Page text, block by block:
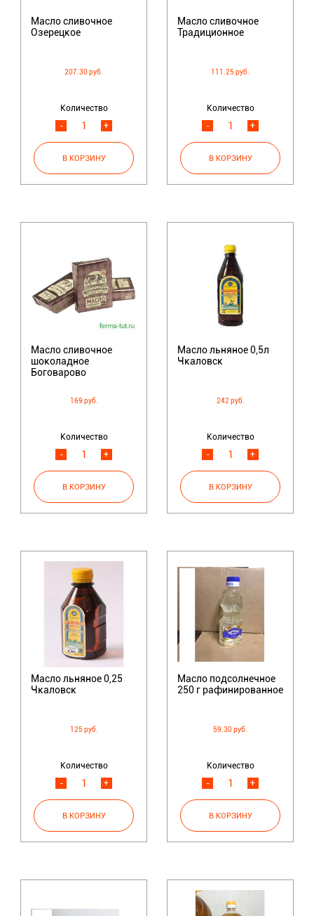
Масло сливочное
Озерецкое
207.30 руб.
Количество
+
-
Масло сливочное
Традиционное
111.25 руб.
Количество
+
-
Масло сливочное
шоколадное
Боговарово
169 руб.
Количество
+
-
Масло льняное 0,5л
Чкаловск
242 руб.
Количество
+
-
Масло льняное 0,25
Чкаловск
125 руб.
Количество
+
-
Масло подсолнечное
250 г рафинированное
59.30 руб.
Количество
+
-